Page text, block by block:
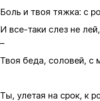
Боль и твоя тяжка: с
И все-таки слез не
–
Твоя беда, соловей, с
Ты, улетая на срок, к